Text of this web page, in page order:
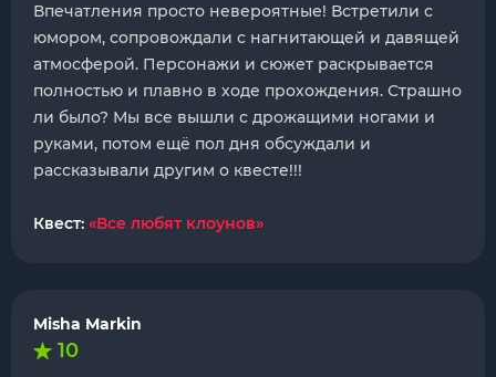
Впечатления просто невероятные! Встретили с
юмором, сопровождали с нагнитающей и давящей
атмосферой. Персонажи и сюжет раскрывается
полностью и плавно в ходе прохождения. Страшно
ли было? Мы все вышли с дрожащими ногами и
руками, потом ещё пол дня обсуждали и
рассказывали другим о квесте!!!
Квест: «Все любят клоунов»
Misha Markin
10